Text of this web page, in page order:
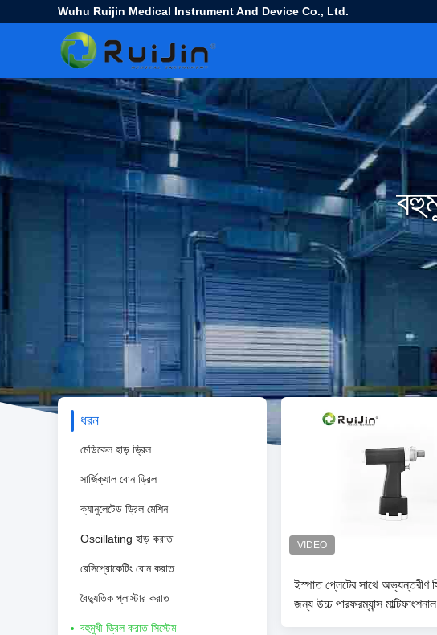
Wuhu Ruijin Medical Instrument And Device Co., Ltd.
ধরন
মেডিকেল হাড় ড্রিল
সার্জিক্যাল বোন ড্রিল
ক্যানুলেটেড ড্রিল মেশিন
Oscillating হাড় করাত
রেসিপ্রোকেটিং বোন করাত
বৈদ্যুতিক প্লাস্টার করাত
বহুমুখী ড্রিল করাত সিস্টেম
ইস্পাত প্লেটের সাথে অভ্যন্তরীণ
জন্য উচ্চ পারফরম্যান্স
সিস্টেম